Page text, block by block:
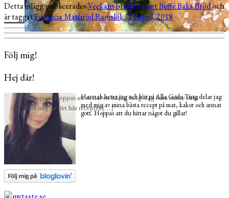
Hallojsan! Hoppas att ni har en härlig helg! Jag bara måste dela
med mig av det här receptet […]
Detta inlägg publiceradesVeckans brödFestligtBufféBakaBrödoch
är taggatFocacciaMatbrödRamslök.21 april, 2018
Följ mig!
Hej där!
Hannah heter jag och här på Alla Goda Ting delar jag
med mig av mina bästa recept på mat, kakor och annat
gott. Hoppas att du hittar något du gillar!